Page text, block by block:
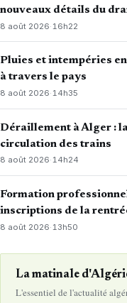
nouveaux détails du
8 août 2026· 16h22
Pluies et intempéries
à travers le pays
8 août 2026·14h35
Déraillement à Alger :
circulation des trains
8 août 2026·14h24
Formation
inscriptions de la
8 août 2026· 13h50
La matinale
L'essentiel de l'actualité